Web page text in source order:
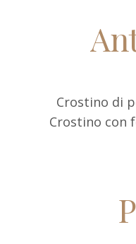
Crostino di
Crostino con